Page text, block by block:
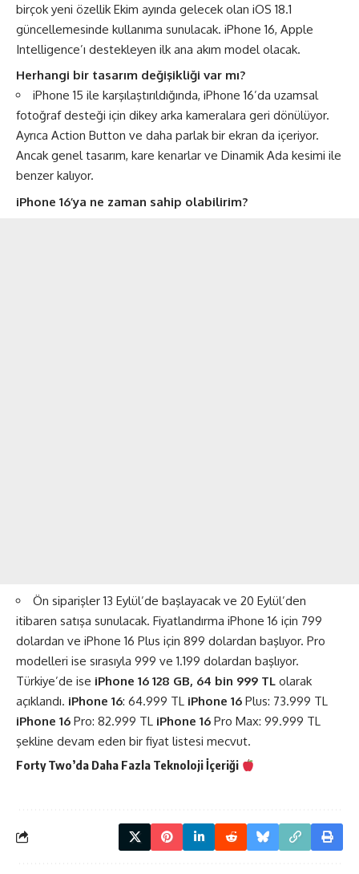
birçok yeni özellik Ekim ayında gelecek olan iOS 18.1
güncellemesinde kullanıma sunulacak. iPhone 16, Apple
Intelligence’ı destekleyen ilk ana akım model olacak.
Herhangi bir tasarım değişikliği var mı?
iPhone 15 ile karşılaştırıldığında, iPhone 16’da uzamsal
fotoğraf desteği için dikey arka kameralara geri dönülüyor.
Ayrıca Action Button ve daha parlak bir ekran da içeriyor.
Ancak genel tasarım, kare kenarlar ve Dinamik Ada kesimi ile
benzer kalıyor.
iPhone 16’ya ne zaman sahip olabilirim?
Ön siparişler 13 Eylül’de başlayacak ve 20 Eylül’den
itibaren satışa sunulacak. Fiyatlandırma iPhone 16 için 799
dolardan ve iPhone 16 Plus için 899 dolardan başlıyor. Pro
modelleri ise sırasıyla 999 ve 1.199 dolardan başlıyor.
Türkiye’de ise iPhone 16 128 GB, 64 bin 999 TL olarak
açıklandı. iPhone 16: 64.999 TL iPhone 16 Plus: 73.999 TL
iPhone 16 Pro: 82.999 TL iPhone 16 Pro Max: 99.999 TL
şekline devam eden bir fiyat listesi mecvut.
Forty Two’da Daha Fazla Teknolojiİçeriği